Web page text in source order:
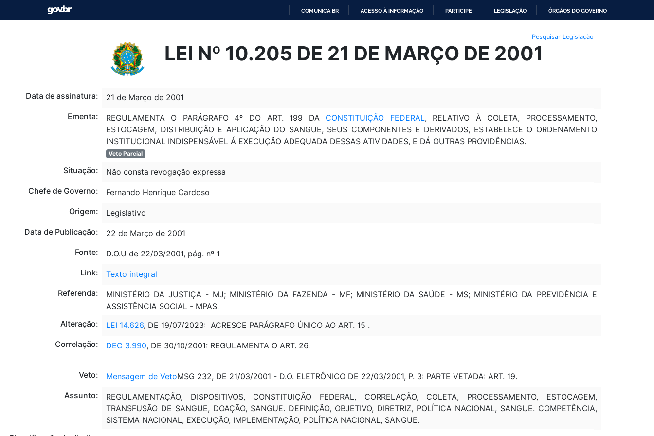
O
CONTEÚDO
COMUNICA BR ACESSO À INFORMAÇÃO PARTICIPE LEGISLAÇÃO ÓRGÃOS DO GOVERNO
Pesquisar Legislação
LEI Nº 10.205 DE 21 DE MARÇO DE 2001
Data de assinatura:
21 de Março de 2001
Ementa:
REGULAMENTA O PARÁGRAFO 4º DO ART. 199 DA CONSTITUIÇÃO FEDERAL, RELATIVO À COLETA, PROCESSAMENTO,
ESTOCAGEM, DISTRIBUIÇÃO E APLICAÇÃO DO SANGUE, SEUS COMPONENTES E DERIVADOS, ESTABELECE O ORDENAMENTO
INSTITUCIONAL INDISPENSÁVEL Á EXECUÇÃO ADEQUADA DESSAS ATIVIDADES, E DÁ OUTRAS PROVIDÊNCIAS.
Veto Parcial
Situação:
Não consta revogação expressa
Chefe de Governo:
Fernando Henrique Cardoso
Origem:
Legislativo
Data de Publicação:
22 de Março de 2001
Fonte:
D.O.U de 22/03/2001, pág. nº 1
Link:
Texto integral
Referenda:
MINISTÉRIO DA JUSTIÇA - MJ; MINISTÉRIO DA FAZENDA - MF; MINISTÉRIO DA SAÚDE - MS; MINISTÉRIO DA PREVIDÊNCIA E
ASSISTÊNCIA SOCIAL - MPAS.
Alteração:
LEI 14.626, DE 19/07/2023: ACRESCE PARÁGRAFO ÚNICO AO ART. 15 .
Correlação:
DEC 3.990, DE 30/10/2001: REGULAMENTA O ART. 26.
Veto: Mensagem de VetoMSG 232, DE 21/03/2001 - D.O. ELETRÔNICO DE 22/03/2001, P. 3: PARTE VETADA: ART. 19.
Assunto:
REGULAMENTAÇÃO, DISPOSITIVOS, CONSTITUIÇÃO FEDERAL, CORRELAÇÃO, COLETA, PROCESSAMENTO, ESTOCAGEM,
TRANSFUSÃO DE SANGUE, DOAÇÃO, SANGUE. DEFINIÇÃO, OBJETIVO, DIRETRIZ, POLÍTICA NACIONAL, SANGUE. COMPETÊNCIA,
SISTEMA NACIONAL, EXECUÇÃO, IMPLEMENTAÇÃO, POLÍTICA NACIONAL, SANGUE.